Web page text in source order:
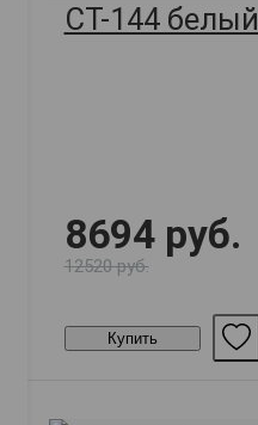
СТ-144 белый
8694 руб.
12520 руб.
Купить